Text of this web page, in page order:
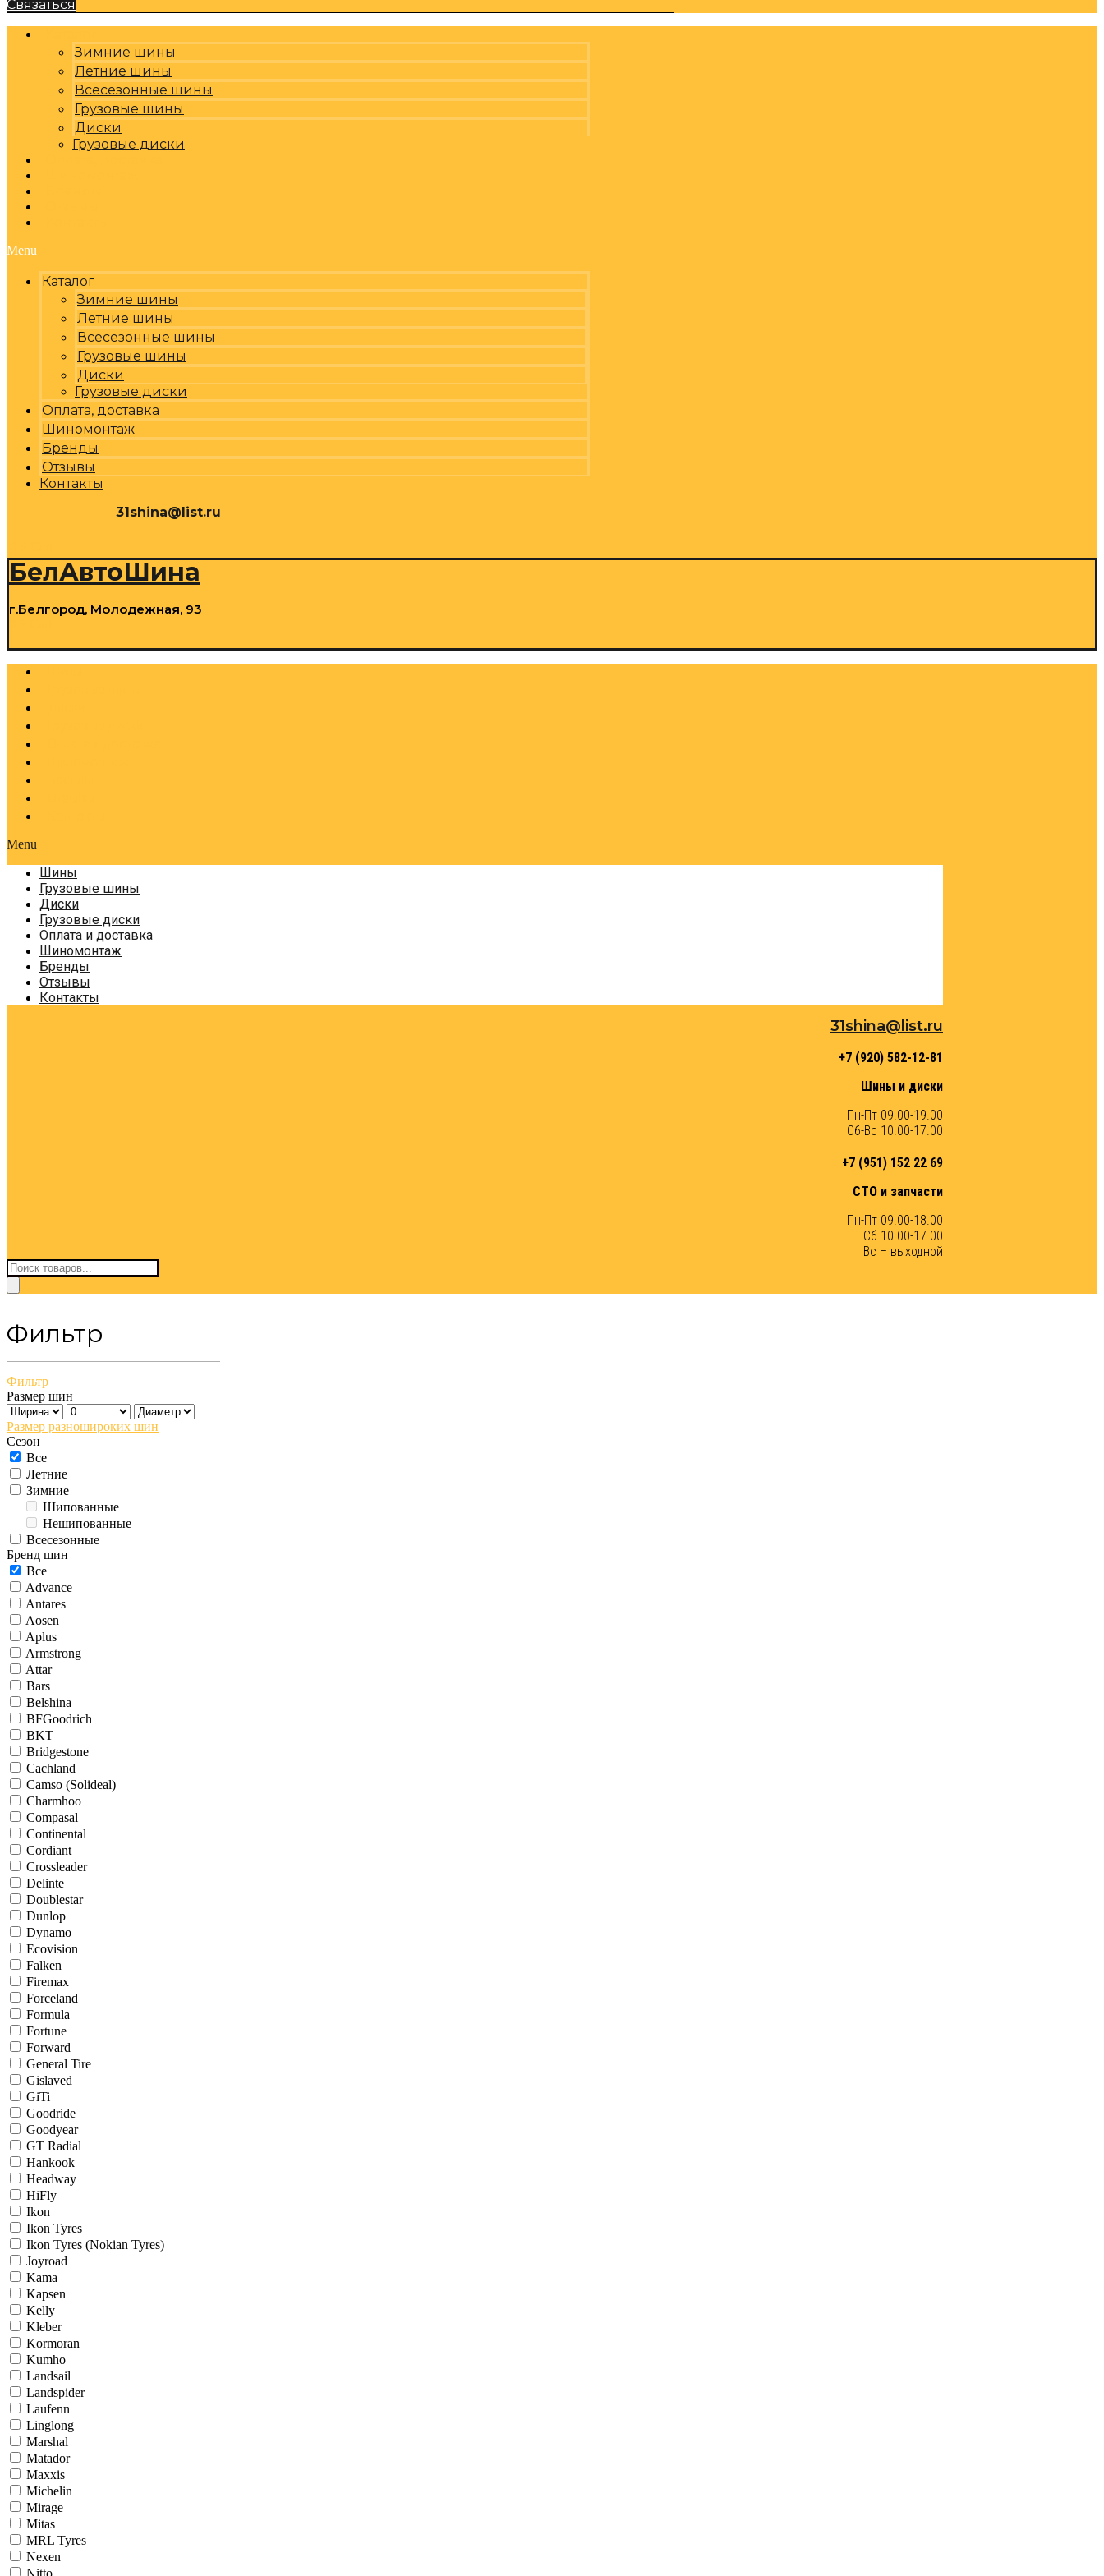
Связаться
Зимние шины
Летние шины
Всесезонные шины
Грузовые шины
Диски
Грузовые диски
Menu
Каталог
Зимние шины
Летние шины
Всесезонные шины
Грузовые шины
Диски
Грузовые диски
Оплата, доставка
Шиномонтаж
Бренды
Отзывы
Контакты
31shina@list.ru
БелАвтоШина
г.Белгород, Молодежная, 93
Menu
Шины
Грузовые шины
Диски
Грузовые диски
Оплата и доставка
Шиномонтаж
Бренды
Отзывы
Контакты
31shina@list.ru
+7 (920) 582-12-81
Шины и диски
Пн-Пт 09.00-19.00
Сб-Вс 10.00-17.00
+7 (951) 152 22 69
СТО и запчасти
Пн-Пт 09.00-18.00
Сб 10.00-17.00
Вс – выходной
Поиск
товаров
Фильтр
Фильтр
Размер шин
Размер разношироких шин
Сезон
Все
Летние
Зимние
Шипованные
Нешипованные
Всесезонные
Бренд шин
Все
Advance
Antares
Aosen
Aplus
Armstrong
Attar
Bars
Belshina
BFGoodrich
BKT
Bridgestone
Cachland
Camso (Solideal)
Charmhoo
Compasal
Continental
Cordiant
Crossleader
Delinte
Doublestar
Dunlop
Dynamo
Ecovision
Falken
Firemax
Forceland
Formula
Fortune
Forward
General Tire
Gislaved
GiTi
Goodride
Goodyear
GT Radial
Hankook
Headway
HiFly
Ikon
Ikon Tyres
Ikon Tyres (Nokian Tyres)
Joyroad
Kama
Kapsen
Kelly
Kleber
Kormoran
Kumho
Landsail
Landspider
Laufenn
Linglong
Marshal
Matador
Maxxis
Michelin
Mirage
Mitas
MRL Tyres
Nexen
Nitto